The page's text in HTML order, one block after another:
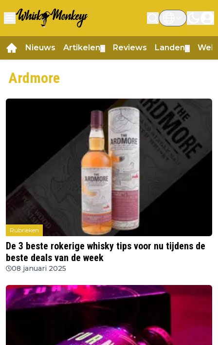
Nieuws Artikelen Reviews Landen
Ardmore
Rubrieken
De 3 beste rokerige whisky tips voor nu tijdens de
beste deals van de week
08 januari 2025